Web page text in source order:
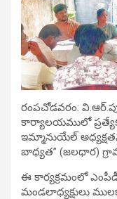
రంపచోడవరం:
కార్యాలయములో
ఇమ్మానుయేల్
బాధ్యత” (జలధార)
ఈ కార్యక్రమంలో
మండలాధ్యక్షులు